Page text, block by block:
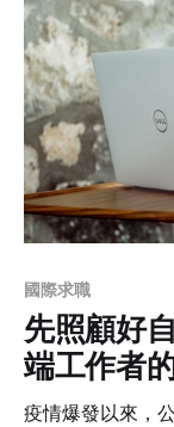
國際求職
先照顧好
端工作者
疫情爆發以來，